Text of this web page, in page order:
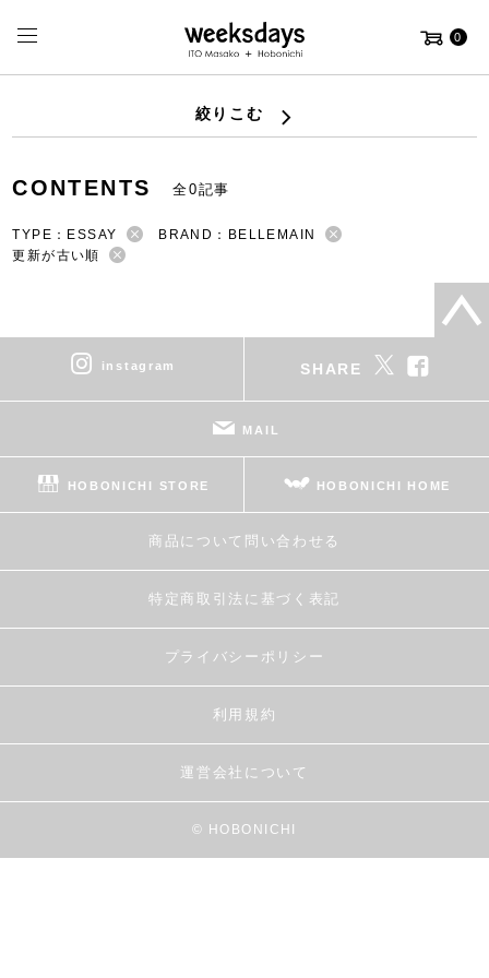
0
絞りこむ
CONTENTS 全0記事
TYPE：ESSAY
BRAND：BELLEMAIN
更新が古い順
instagram SHARE
MAIL
HOBONICHI STORE HOBONICHI HOME
商品について問い合わせる
特定商取引法に基づく表記
プライバシーポリシー
利用規約
運営会社について
© HOBONICHI